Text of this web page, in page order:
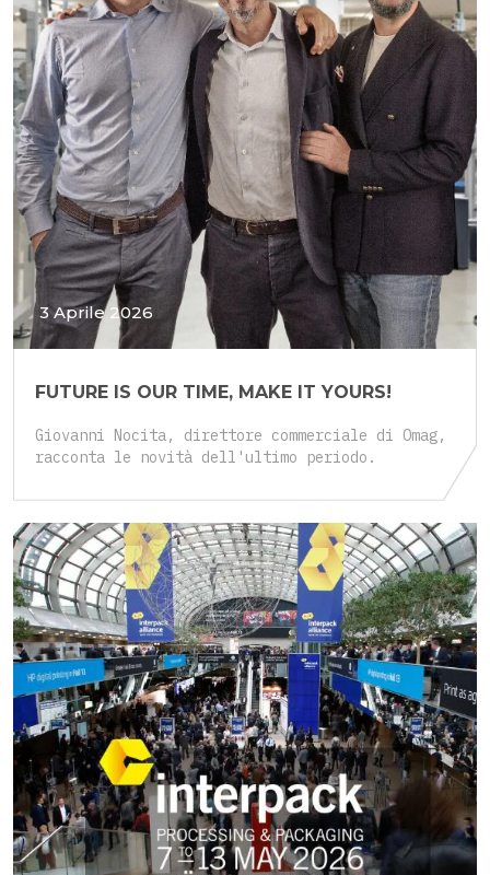
3 Aprile 2026
FUTURE IS OUR TIME, MAKE IT YOURS!
Giovanni Nocita, direttore commerciale di Omag,
racconta le novità dell'ultimo periodo.